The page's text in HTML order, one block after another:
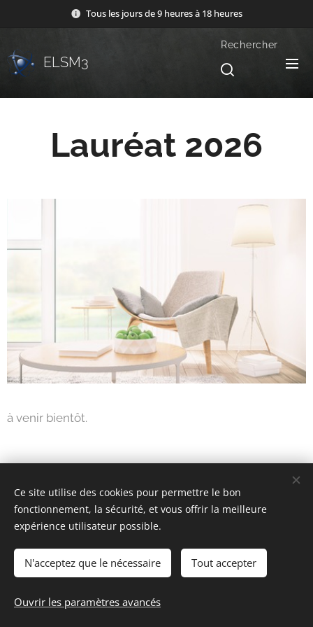
Tous les jours de 9 heures à 18 heures
ELSM3
Rechercher
Lauréat 2026
à venir bientôt.
2001-2026 ELYSIUM3 (c) Tous droits réservés.
Mentions Légales Cookies
Français
Ce site utilise des cookies pour permettre le bon
fonctionnement, la sécurité, et vous offrir la meilleure
expérience utilisateur possible.
N'acceptez que le nécessaire Tout accepter
Ouvrir les paramètres avancés